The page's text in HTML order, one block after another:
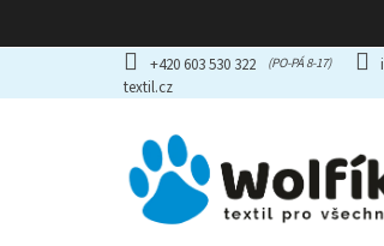
obsah
+420 603 530 322
textil.cz